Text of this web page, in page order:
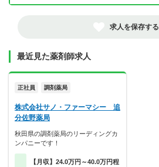
求人を保存する
最近見た薬剤師求人
正社員 調剤薬局
株式会社サノ・ファーマシー 追
分佐野薬局
秋田県の調剤薬局のリーディングカ
ンパニーです！
【月収】24.0万円～40.0万円程